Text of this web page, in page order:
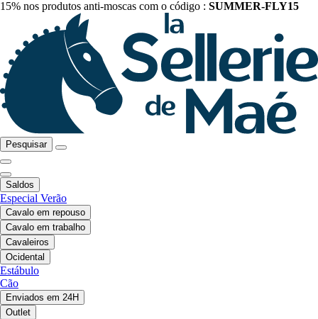
15% nos produtos anti-moscas com o código : SUMMER-FLY15
Pesquisar
Saldos
Especial Verão
Cavalo em repouso
Cavalo em trabalho
Cavaleiros
Ocidental
Estábulo
Cão
Enviados em 24H
Outlet